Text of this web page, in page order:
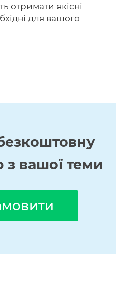
отримати якісні
для вашого
з вашої теми